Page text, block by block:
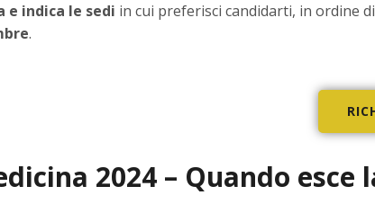
e indica le sedi in cui preferisci candidarti, in ordine
.
2024 – Quando esce